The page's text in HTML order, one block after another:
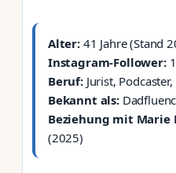
Alter:41 Jahre (Stand
Instagram-Follower:
Beruf:Jurist, Podcaster,
Bekannt als:
Beziehung mit Marie
(2025)